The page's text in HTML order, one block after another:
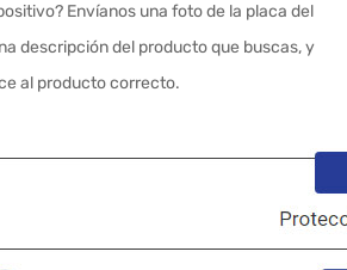
Envíanos una foto de la placa del
descripción del producto que buscas, y
al producto correcto.